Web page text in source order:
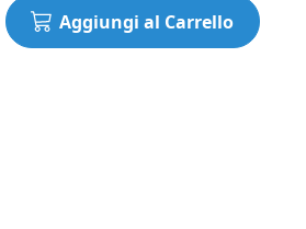
Aggiungi al Carrello